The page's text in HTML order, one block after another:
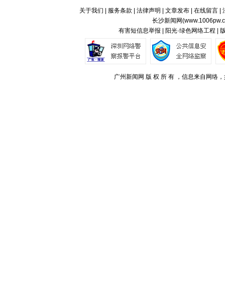
关于我们 服务条款 法律声明 文章发布| 在线留言|
长沙新闻网(
有害短信息举报 | 阳光·绿色网络工程 |
广州新闻网 版 权 所 有 ，信息来自网络